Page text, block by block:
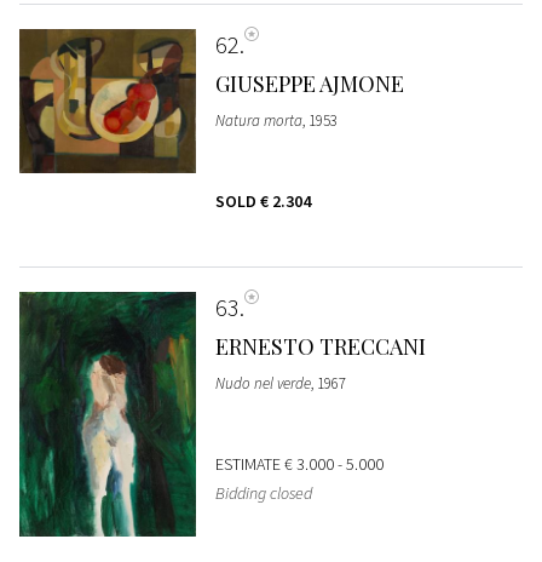
62
GIUSEPPE AJMONE
Natura morta, 1953
SOLD € 2.304
63
ERNESTO TRECCANI
Nudo nel verde, 1967
ESTIMATE€ 3.000 - 5.000
Bidding closed